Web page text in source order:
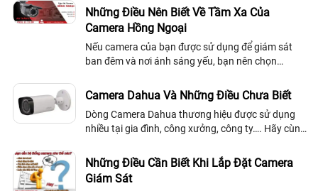
bảo được an ninh ở nơi có lắp đặt hệ...
Những Điều Nên Biết Về Tầm Xa Của
Camera Hồng Ngoại
Nếu camera của bạn được sử dụng để giám sát
ban đêm và nơi ánh sáng yếu, bạn nên chọn
sáng vùng quan sát. IR là vô hình với mắt người
nhưng không phải đối với cảm biến của camera
Camera Dahua Và Những Điều Chưa Biết
Dòng Camera Dahua thương hiệu được sử dụng
nhiều tại gia đình, công xưởng, công ty…. Hãy cùng
sản phẩm.
Những Điều Cần Biết Khi Lắp Đặt Camera
Giám Sát